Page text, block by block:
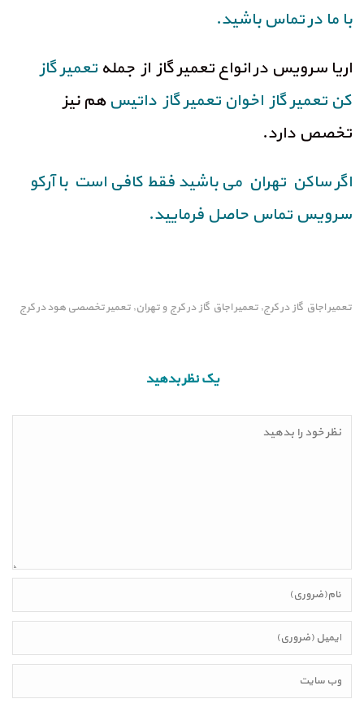
با ما در تماس باشید.
اریا سرویس در انواع تعمیر گاز از جمله تعمیر گاز
کن تعمیر گاز اخوان تعمیر گاز داتیس هم نیز
تخصص دارد.
اگر ساکن تهران می باشید فقط کافی است با آرکو
سرویس تماس حاصل فرمایید.
تعمیر اجاق گاز در کرج, تعمیر اجاق گاز در کرج و تهران, تعمیر تخصصی هود در کرج
یک نظر بدهید